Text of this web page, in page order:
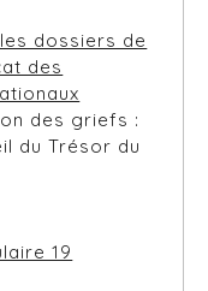
dossiers de
des
des griefs :
du Trésor du
19